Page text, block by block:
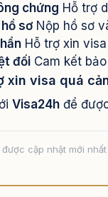
chứng Hỗ trợ
sơ Nộp hồ sơ
Hỗ trợ xin
đối Cam kết
xin visa quá
Visa24h để
được cập nhật mới